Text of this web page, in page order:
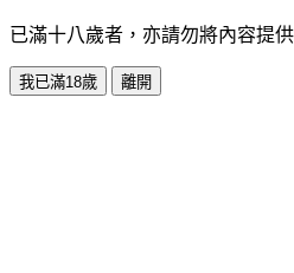
已滿十八歲者，亦請勿將內容提
我已滿18歲 離開